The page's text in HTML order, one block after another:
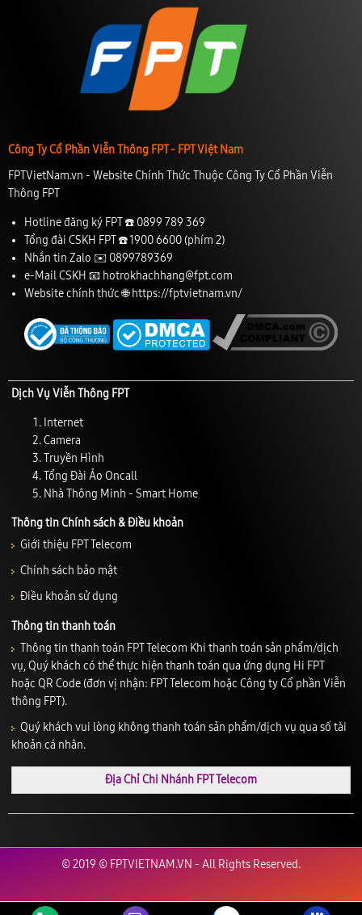
Công Ty Cổ Phần Viễn Thông FPT - FPT Việt Nam
FPTVietNam.vn - Website Chính Thức Thuộc Công Ty Cổ Phần Viễn
Thông FPT
Hotline đăng ký FPT ☎️ 0899 789 369
Tổng đài CSKH FPT ☎️1900 6600(phím 2)
Nhắn tin Zalo ✉️ 0899789369
e-Mail CSKH 📧 hotrokhachhang@fpt.com
Website chính thức 🌐https://fptvietnam.vn/
Dịch Vụ Viễn Thông FPT
Internet
Camera
Truyền Hình
Tổng Đài Ảo Oncall
Nhà Thông Minh - Smart Home
Thông tin Chính sách & Điều khoản
Giới thiệu FPT Telecom
Chính sách bảo mật
Điều khoản sử dụng
Thông tin thanh toán
Thông tin thanh toán FPT Telecom Khi thanh toán sản phẩm/dịch
vụ, Quý khách có thể thực hiện thanh toán qua ứng dụng Hi FPT
hoặc QR Code (đơn vị nhận: FPT Telecom hoặc Công ty Cổ phần Viễn
thông FPT).
Quý khách vui lòng không thanh toán sản phẩm/dịch vụ qua số tài
khoản cá nhân.
Địa Chỉ Chi Nhánh FPT Telecom
© 2019 © FPTVIETNAM.VN - All Rights Reserved.